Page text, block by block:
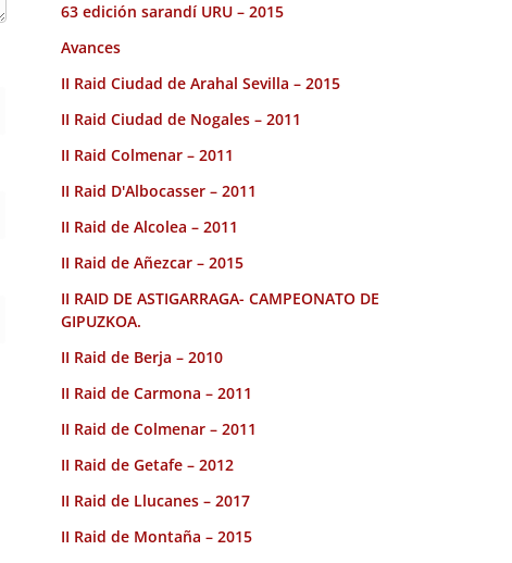
63 edición sarandí URU – 2015
Avances
II Raid Ciudad de Arahal Sevilla – 2015
II Raid Ciudad de Nogales – 2011
II Raid Colmenar – 2011
II Raid D'Albocasser – 2011
II Raid de Alcolea – 2011
II Raid de Añezcar – 2015
II RAID DE ASTIGARRAGA- CAMPEONATO DE
GIPUZKOA.
II Raid de Berja – 2010
II Raid de Carmona – 2011
II Raid de Colmenar – 2011
II Raid de Getafe – 2012
II Raid de Llucanes – 2017
II Raid de Montaña – 2015